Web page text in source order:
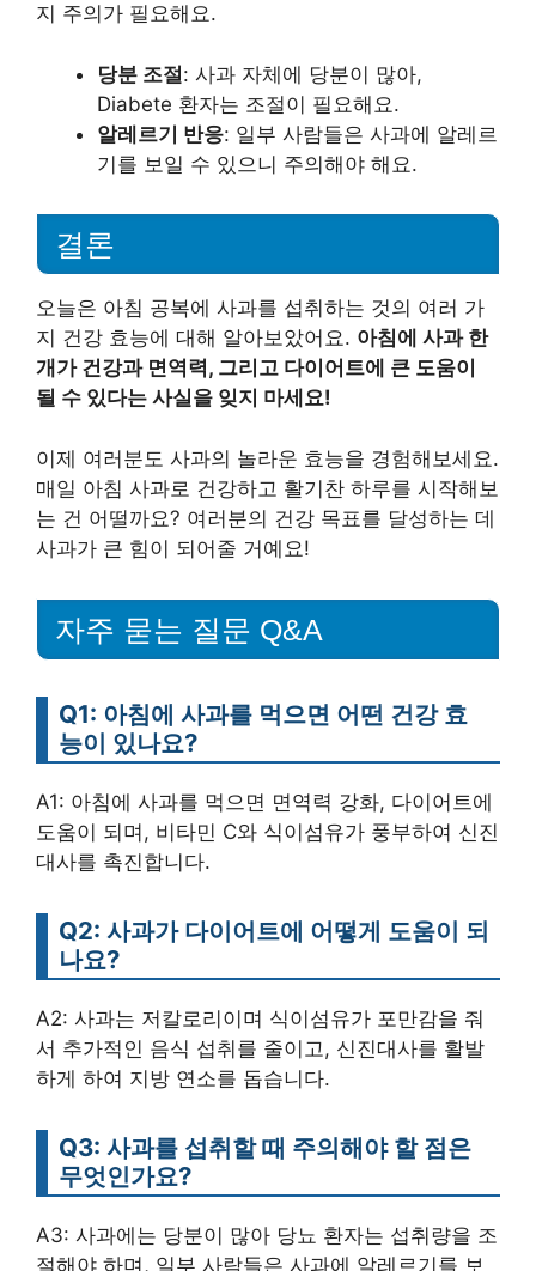
지 주의가 필요해요.
당분 조절: 사과 자체에 당분이 많아,
Diabete 환자는 조절이 필요해요.
알레르기 반응: 일부 사람들은 사과에 알레르
기를 보일 수 있으니 주의해야 해요.
결론
오늘은 아침 공복에 사과를 섭취하는 것의 여러 가
지 건강 효능에 대해 알아보았어요. 아침에 사과 한
개가 건강과 면역력, 그리고 다이어트에 큰 도움이
될 수 있다는 사실을 잊지 마세요!
이제 여러분도 사과의 놀라운 효능을 경험해보세요.
매일 아침 사과로 건강하고 활기찬 하루를 시작해보
는 건 어떨까요? 여러분의 건강 목표를 달성하는 데
사과가 큰 힘이 되어줄 거예요!
자주 묻는 질문 Q&A
Q1: 아침에 사과를 먹으면 어떤 건강 효
능이 있나요?
A1: 아침에 사과를 먹으면 면역력 강화, 다이어트에
도움이 되며, 비타민 C와 식이섬유가 풍부하여 신진
대사를 촉진합니다.
Q2: 사과가 다이어트에 어떻게 도움이 되
나요?
A2: 사과는 저칼로리이며 식이섬유가 포만감을 줘
서 추가적인 음식 섭취를 줄이고, 신진대사를 활발
하게 하여 지방 연소를 돕습니다.
Q3: 사과를 섭취할 때 주의해야 할 점은
무엇인가요?
A3: 사과에는 당분이 많아 당뇨 환자는 섭취량을 조
절해야 하며, 일부 사람들은 사과에 알레르기를 보